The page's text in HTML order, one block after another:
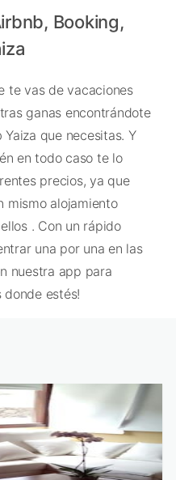
Booking,
te vas de vacaciones
ganas encontrándote
que necesitas. Y
en todo caso te lo
precios, ya que
mismo alojamiento
. Con un rápido
una por una en las
nuestra app para
estés!